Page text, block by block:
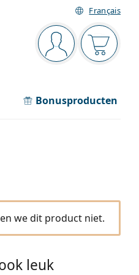
Français
Navigatie
Je bent ingelogd
Jouw
Bonusproducten
we dit product niet.
leuk